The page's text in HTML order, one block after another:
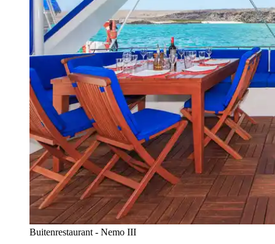
Buitenrestaurant - Nemo III